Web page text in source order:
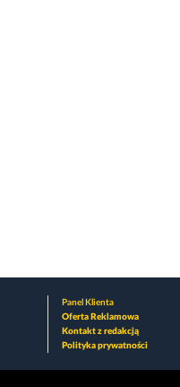
Panel Klienta
Oferta Reklamowa
Kontakt z redakcją
Polityka prywatności